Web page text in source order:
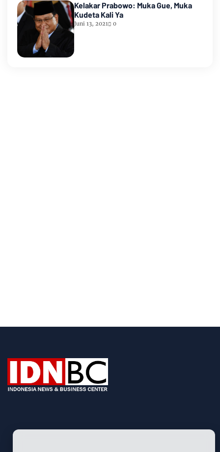
Kelakar Prabowo: Muka Gue, Muka
Kudeta Kali Ya
Juni 13, 2021 0